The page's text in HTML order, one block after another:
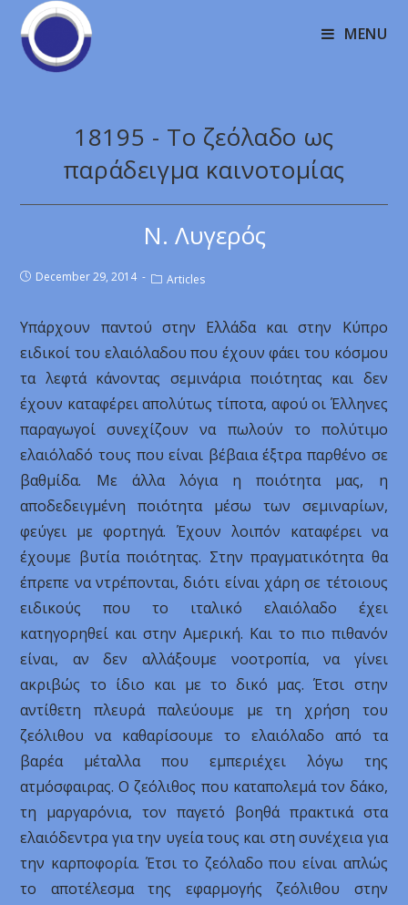
MENU
18195 - Το ζεόλαδο ως
παράδειγμα καινοτομίας
Ν. Λυγερός
December 29, 2014 Articles
Υπάρχουν παντού στην Ελλάδα και στην Κύπρο
ειδικοί του ελαιόλαδου που έχουν φάει του κόσμου
τα λεφτά κάνοντας σεμινάρια ποιότητας και δεν
έχουν καταφέρει απολύτως τίποτα, αφού οι Έλληνες
παραγωγοί συνεχίζουν να πωλούν το πολύτιμο
ελαιόλαδό τους που είναι βέβαια έξτρα παρθένο σε
βαθμίδα. Με άλλα λόγια η ποιότητα μας, η
αποδεδειγμένη ποιότητα μέσω των σεμιναρίων,
φεύγει με φορτηγά. Έχουν λοιπόν καταφέρει να
έχουμε βυτία ποιότητας. Στην πραγματικότητα θα
έπρεπε να ντρέπονται, διότι είναι χάρη σε τέτοιους
ειδικούς που το ιταλικό ελαιόλαδο έχει
κατηγορηθεί και στην Αμερική. Και το πιο πιθανόν
είναι, αν δεν αλλάξουμε νοοτροπία, να γίνει
ακριβώς το ίδιο και με το δικό μας. Έτσι στην
αντίθετη πλευρά παλεύουμε με τη χρήση του
ζεόλιθου να καθαρίσουμε το ελαιόλαδο από τα
βαρέα μέταλλα που εμπεριέχει λόγω της
ατμόσφαιρας. Ο ζεόλιθος που καταπολεμά τον δάκο,
τη μαργαρόνια, τον παγετό βοηθά πρακτικά στα
ελαιόδεντρα για την υγεία τους και στη συνέχεια για
την καρποφορία. Έτσι το ζεόλαδο που είναι απλώς
το αποτέλεσμα της εφαρμογής ζεόλιθου στην